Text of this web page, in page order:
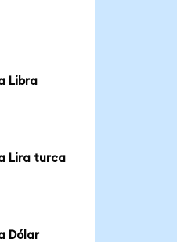
Libra
Lira turca
Dólar